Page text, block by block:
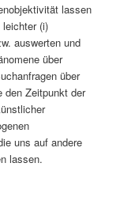
lassen
(i)
auswerten und
über
über
den Zeitpunkt der
uns auf andere
lassen.